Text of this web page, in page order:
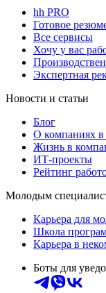
hh PRO
Готовое
Все сервисы
Хочу у вас
Экспертная
Новости и статьи
Блог
О компаниях
Жизнь в
ИТ-проекты
Рейтинг
Молодым
Карьера для
Школа
Карьера в
Боты для